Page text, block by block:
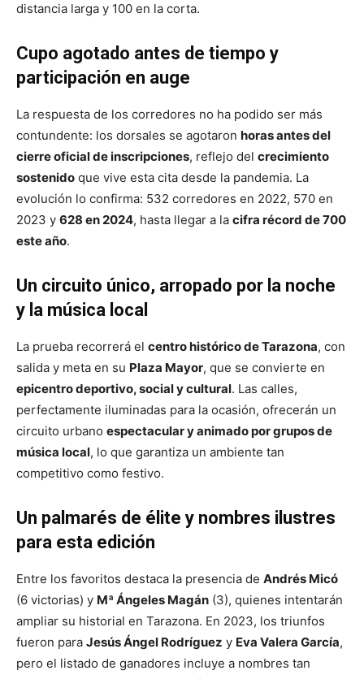
distancia larga y 100 en la corta.
Cupo agotado antes de tiempo y
participación en auge
La respuesta de los corredores no ha podido ser más
contundente: los dorsales se agotaron horas antes del
cierre oficial de inscripciones, reflejo del crecimiento
sostenido que vive esta cita desde la pandemia. La
evolución lo confirma: 532 corredores en 2022, 570 en
2023 y 628 en 2024, hasta llegar a la cifra récord de 700
este año.
Un circuito único, arropado por la noche
y la música local
La prueba recorrerá el centro histórico de Tarazona, con
salida y meta en su Plaza Mayor, que se convierte en
epicentro deportivo, social y cultural. Las calles,
perfectamente iluminadas para la ocasión, ofrecerán un
circuito urbano espectacular y animado por grupos de
música local, lo que garantiza un ambiente tan
competitivo como festivo.
Un palmarés de élite y nombres ilustres
para esta edición
Entre los favoritos destaca la presencia de Andrés Micó
(6 victorias) y Mª Ángeles Magán (3), quienes intentarán
ampliar su historial en Tarazona. En 2023, los triunfos
fueron para Jesús Ángel Rodríguez y Eva Valera García,
pero el listado de ganadores incluye a nombres tan